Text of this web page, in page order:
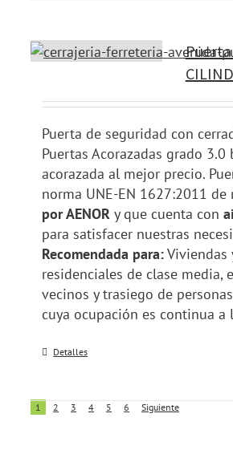
Puerta de seguridad con
Puertas Acorazadas grado
acorazada al mejor precio.
norma UNE-EN 1627:2011
por AENOR y que cuenta con
para satisfacer nuestras
Recomendada para:Viviendas
residenciales de clase
vecinos y trasiego de
cuya ocupación es continua
Detalles
1 2 3 4 5 6 Siguiente